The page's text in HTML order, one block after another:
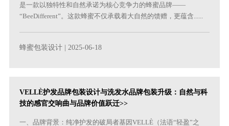
是一款以独特性和自然承诺为核心竞争力的蜂蜜品牌——
“BeeDifferent”。这款蜂蜜不仅承载着大自然的馈赠，更蕴含......
蜂蜜包装设计 | 2025-06-18
VELLÈ护发品牌包装设计与洗发水品牌包装升级：自然与科
技的感官交响曲与品牌价值跃迁>>
一、品牌背景：纯净护发的破局者基因VELLÈ（法语“轻盈”之